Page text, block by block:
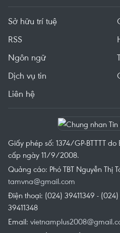
Sở hữu trí tuệ
RSS
Ngôn ngữ
Dịch vụ tin
Liên hệ
Giấy phép số: 1374/GP-BTTTT
cấp ngày 11/9/2008.
Quảng cáo: Phó TBT Nguyễn Thị
tamvna@gmail.com
Điện thoại: (024) 39411349 - (024)
39411348
Email: